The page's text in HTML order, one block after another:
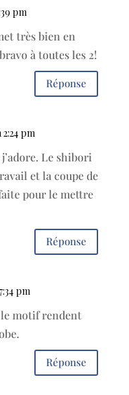
pm
très bien en
à toutes les 2!
Réponse
pm
Le shibori
et la coupe de
pour le mettre
Réponse
pm
motif rendent
Réponse